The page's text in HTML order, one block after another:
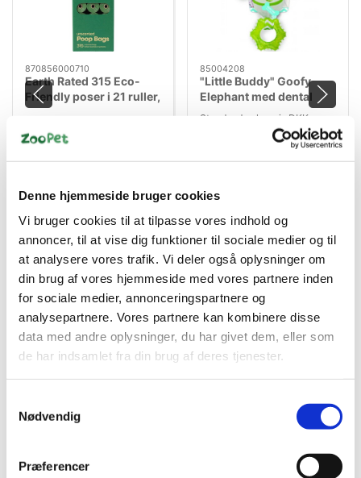
Denne hjemmeside bruger cookies
Vi bruger cookies til at tilpasse vores indhold og
annoncer, til at vise dig funktioner til sociale medier og til
at analysere vores trafik. Vi deler også oplysninger om
din brug af vores hjemmeside med vores partnere inden
for sociale medier, annonceringspartnere og
analysepartnere. Vores partnere kan kombinere disse
data med andre oplysninger, du har givet dem, eller som
de har indsamlet fra din brug af deres tjenester.
Nødvendig
Præferencer
870856000710
Earth Rated 315 Eco-
Friendly poser i 21 ruller,
Neutral
DKK 169,00
Køb nu
85004208
"Little Buddy" Goofy
Elephant med dental
ring
Standard salgspris DKK
På lager
Blød KONG Puppy Rubber beroliger ømme tænder og
tandkød